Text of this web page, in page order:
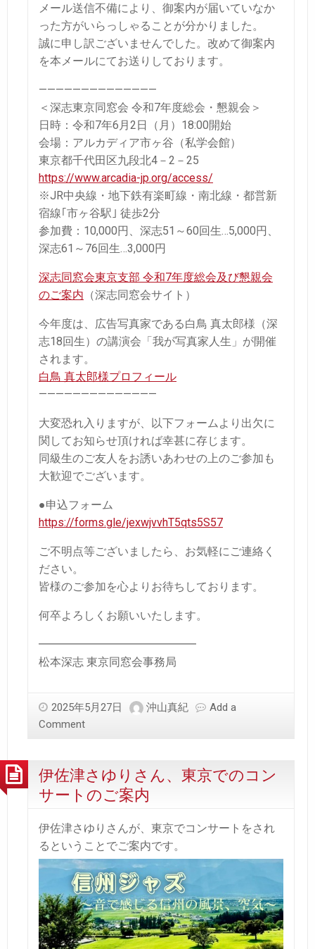
メール送信不備により、御案内が届いていなか
った方がいらっしゃることが分かりました。
誠に申し訳ございませんでした。改めて御案内
を本メールにてお送りしております。
——————————————
＜深志東京同窓会 令和7年度総会・懇親会＞
日時：令和7年6月2日（月）18:00開始
会場：アルカディア市ヶ谷（私学会館）
東京都千代田区九段北4－2－25
https://www.arcadia-jp.org/access/
※JR中央線・地下鉄有楽町線・南北線・都営新
宿線｢市ヶ谷駅｣ 徒歩2分
参加費：10,000円、深志51～60回生…5,000円、
深志61～76回生…3,000円
深志同窓会東京支部 令和7年度総会及び懇親会
のご案内 （深志同窓会サイト）
今年度は、広告写真家である白鳥 真太郎様（深
志18回生）の講演会「我が写真家人生」が開催
されます。
白鳥 真太郎様プロフィール
——————————————
大変恐れ入りますが、以下フォームより出欠に
関してお知らせ頂ければ幸甚に存じます。
同級生のご友人をお誘いあわせの上のご参加も
大歓迎でございます。
●申込フォーム
https://forms.gle/jexwjvvhT5qts5S57
ご不明点等ございましたら、お気軽にご連絡く
ださい。
皆様のご参加を心よりお待ちしております。
何卒よろしくお願いいたします。
━━━━━━━━━━━━━━
松本深志 東京同窓会事務局
2025年5月27日 沖山真紀
Add a
Comment
伊佐津さゆりさん、東京でのコン
サートのご案内
伊佐津さゆりさんが、東京でコンサートをされ
るということでご案内です。